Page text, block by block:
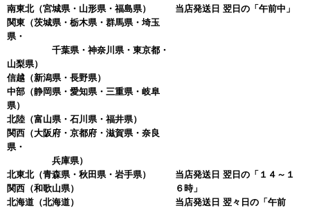
南東北（宮城県・山形県・福島県）
関東 （茨城県・栃木県・群馬県・埼玉
県・
千葉県・神奈川県・東京都・
山梨県）
信越 （新潟県・長野県）
中部 （静岡県・愛知県・三重県・岐阜
県）
北陸 （富山県・石川県・福井県）
関西 （大阪府・京都府・滋賀県・奈良
県・
兵庫県）
当店発送日 翌日の「午前中」
北東北（青森県・秋田県・岩手県）
関西 （和歌山県）
当店発送日 翌日の「１４～１
６時」
北海道 （北海道）
当店発送日 翌々日の「午前